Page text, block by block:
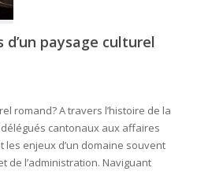
d’un paysage culturel
romand? A travers l’histoire de la
cantonaux aux affaires
les enjeux d’un domaine souvent
de l’administration. Naviguant